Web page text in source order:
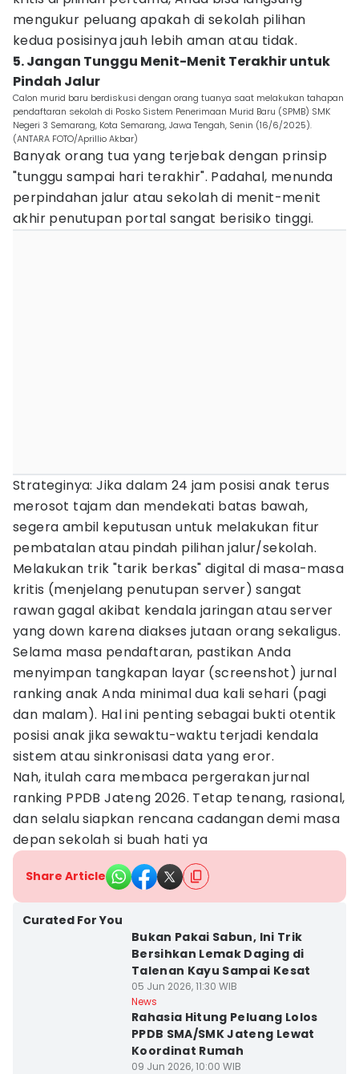
mengukur peluang apakah di sekolah pilihan
kedua posisinya jauh lebih aman atau tidak.
5. Jangan Tunggu Menit-Menit Terakhir untuk
Pindah Jalur
Calon murid baru berdiskusi dengan orang tuanya saat melakukan tahapan
pendaftaran sekolah di Posko Sistem Penerimaan Murid Baru (SPMB) SMK
Negeri 3 Semarang, Kota Semarang, Jawa Tengah, Senin (16/6/2025).
(ANTARA FOTO/Aprillio Akbar)
Banyak orang tua yang terjebak dengan prinsip
"tunggu sampai hari terakhir". Padahal, menunda
perpindahan jalur atau sekolah di menit-menit
akhir penutupan portal sangat berisiko tinggi.
Strateginya: Jika dalam 24 jam posisi anak terus
merosot tajam dan mendekati batas bawah,
segera ambil keputusan untuk melakukan fitur
pembatalan atau pindah pilihan jalur/sekolah.
Melakukan trik "tarik berkas" digital di masa-masa
kritis (menjelang penutupan server) sangat
rawan gagal akibat kendala jaringan atau server
yang down karena diakses jutaan orang sekaligus.
Selama masa pendaftaran, pastikan Anda
menyimpan tangkapan layar (screenshot) jurnal
ranking anak Anda minimal dua kali sehari (pagi
dan malam). Hal ini penting sebagai bukti otentik
posisi anak jika sewaktu-waktu terjadi kendala
sistem atau sinkronisasi data yang eror.
Nah, itulah cara membaca pergerakan jurnal
ranking PPDB Jateng 2026. Tetap tenang, rasional,
dan selalu siapkan rencana cadangan demi masa
depan sekolah si buah hati ya
Share Article
Curated For You
Bukan Pakai Sabun, Ini Trik
Bersihkan Lemak Daging di
Talenan Kayu Sampai Kesat
05 Jun 2026, 11:30 WIB
News
Rahasia Hitung Peluang Lolos
PPDB SMA/SMK Jateng Lewat
Koordinat Rumah
09 Jun 2026, 10:00 WIB